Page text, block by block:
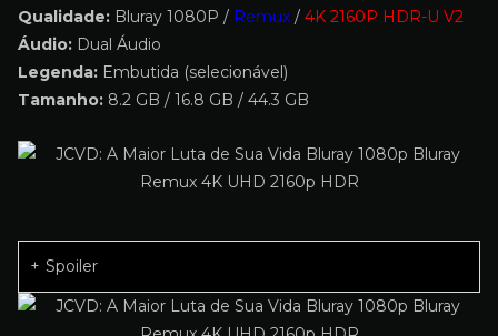
Qualidade: Bluray 1080P / Remux / 4K 2160P HDR-U V2
Áudio: Dual Áudio
Legenda: Embutida (selecionável)
Tamanho: 8.2 GB / 16.8 GB / 44.3 GB
Spoiler